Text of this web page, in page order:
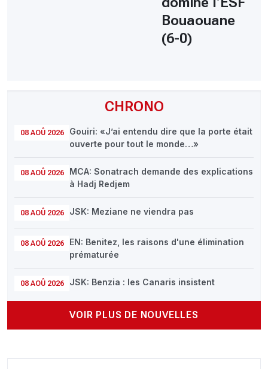
CHRONO
08 AOÛ 2026
Gouiri: «J’ai entendu dire que la porte était
ouverte pour tout le monde…»
08 AOÛ 2026
MCA: Sonatrach demande des explications
à Hadj Redjem
08 AOÛ 2026 JSK: Meziane ne viendra pas
08 AOÛ 2026
EN: Benitez, les raisons d'une élimination
prématurée
08 AOÛ 2026 JSK: Benzia : les Canaris insistent
VOIR PLUS DE NOUVELLES
Bouaouane
(6-0)